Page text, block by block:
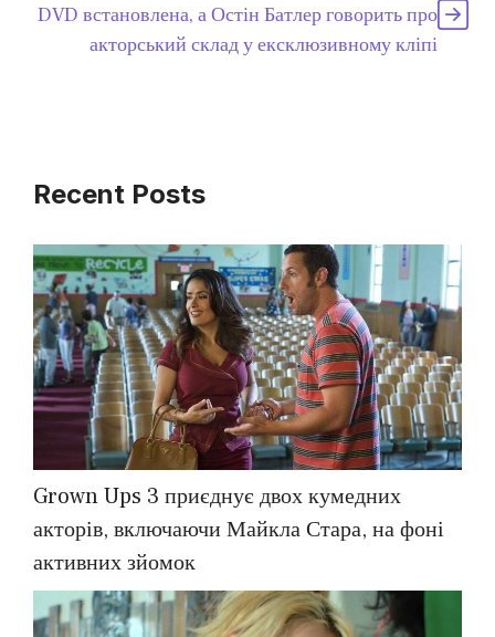
DVD встановлена, а Остін Батлер говорить про
акторський склад у ексклюзивному кліпі
Recent Posts
Grown Ups 3 приєднує двох кумедних
акторів, включаючи Майкла Стара, на фоні
активних зйомок